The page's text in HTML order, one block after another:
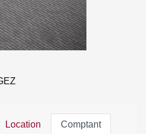
Location Comptant